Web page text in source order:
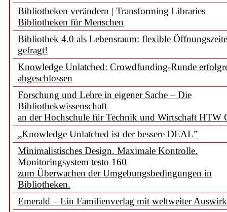
Bibliotheken verändern | Transforming Libraries
Bibliotheken für Menschen
Bibliothek 4.0 als Lebensraum: flexible
gefragt!
Knowledge Unlatched: Crowdfunding-Runde
abgeschlossen
Forschung und Lehre in eigener Sache – Die
Bibliothekwissenschaft
an der Hochschule für Technik und Wirtschaft HTW
„Knowledge Unlatched ist der bessere DEAL”
Minimalistisches Design. Maximale Kontrolle.
Monitoringsystem testo 160
zum Überwachen der Umgebungsbedingungen in
Bibliotheken.
Emerald – Ein Familienverlag mit weltweiter